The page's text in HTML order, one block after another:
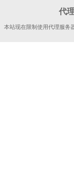
代
本站现在限制使用代理服务